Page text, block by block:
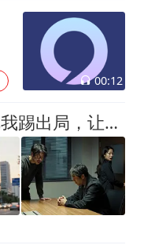
00:12
股东大会上，总裁老婆把我踢出局，让男秘书顶替，我直接抛售股份走人，第二天她看到新总裁是我妈，瞬间傻眼